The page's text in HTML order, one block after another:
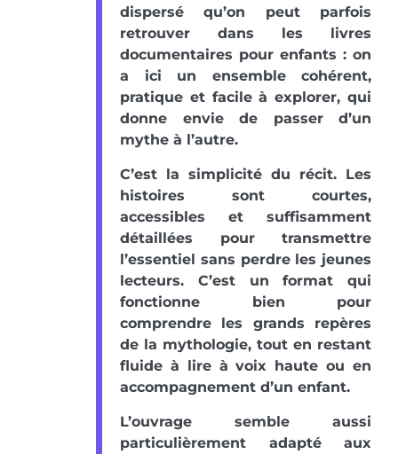
dispersé qu’on peut parfois
retrouver dans les livres
documentaires pour enfants : on
a ici un ensemble cohérent,
pratique et facile à explorer, qui
donne envie de passer d’un
mythe à l’autre.
C’est la simplicité du récit. Les
histoires sont courtes,
accessibles et suffisamment
détaillées pour transmettre
l’essentiel sans perdre les jeunes
lecteurs. C’est un format qui
fonctionne bien pour
comprendre les grands repères
de la mythologie, tout en restant
fluide à lire à voix haute ou en
accompagnement d’un enfant.
L’ouvrage semble aussi
particulièrement adapté aux